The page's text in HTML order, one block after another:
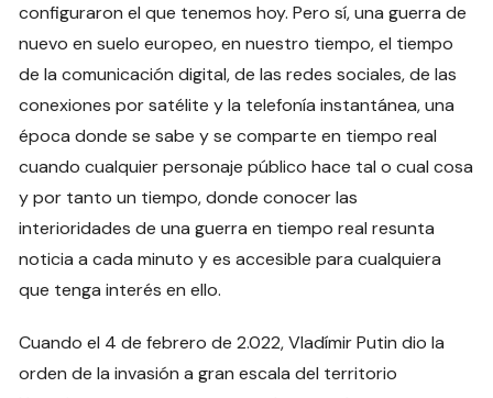
configuraron el que tenemos hoy. Pero sí, una guerra de
nuevo en suelo europeo, en nuestro tiempo, el tiempo
de la comunicación digital, de las redes sociales, de las
conexiones por satélite y la telefonía instantánea, una
época donde se sabe y se comparte en tiempo real
cuando cualquier personaje público hace tal o cual cosa
y por tanto un tiempo, donde conocer las
interioridades de una guerra en tiempo real resunta
noticia a cada minuto y es accesible para cualquiera
que tenga interés en ello.
Cuando el 4 de febrero de 2.022, Vladímir Putin dio la
orden de la invasión a gran escala del territorio